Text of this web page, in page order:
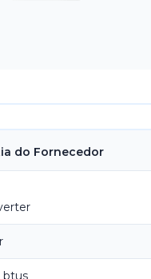
do Fornecedor
btus